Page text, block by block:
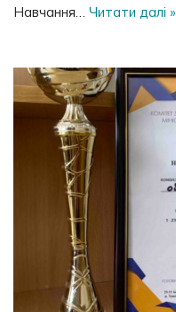
Навчання… Читати далі »